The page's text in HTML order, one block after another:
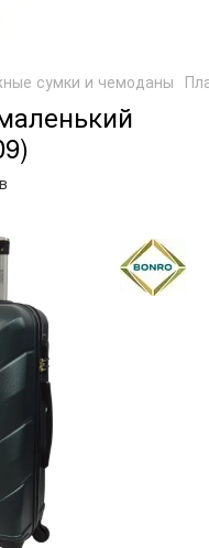
сумки и чемоданы